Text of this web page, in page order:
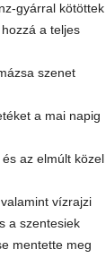
gyárral kötöttek
a teljes
szenet
a mai napig
az elmúlt közel
vízrajzi
a szentesiek
mentette meg